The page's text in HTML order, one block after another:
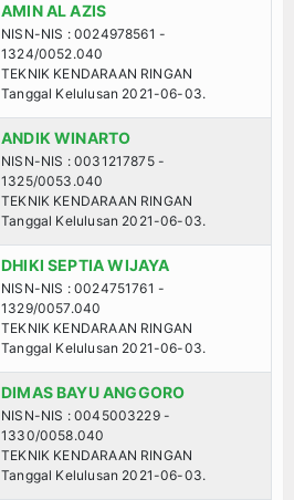
AMIN AL AZIS
NISN-NIS : 0024978561 -
1324/0052.040
TEKNIK KENDARAAN RINGAN
Tanggal Kelulusan 2021-06-03.
ANDIK WINARTO
NISN-NIS : 0031217875 -
1325/0053.040
TEKNIK KENDARAAN RINGAN
Tanggal Kelulusan 2021-06-03.
DHIKI SEPTIA WIJAYA
NISN-NIS : 0024751761 -
1329/0057.040
TEKNIK KENDARAAN RINGAN
Tanggal Kelulusan 2021-06-03.
DIMAS BAYU ANGGORO
NISN-NIS : 0045003229 -
1330/0058.040
TEKNIK KENDARAAN RINGAN
Tanggal Kelulusan 2021-06-03.